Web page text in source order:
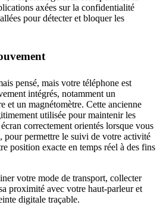
axées sur la confidentialité
pour détecter et bloquer les
pensé, mais votre téléphone est
intégrés, notamment un
et un magnétomètre. Cette ancienne
utilisée pour maintenir les
correctement orientés lorsque vous
pour permettre le suivi de votre activité
position exacte en temps réel à des fins
votre mode de transport, collecter
proximité avec votre haut-parleur et
digitale traçable.